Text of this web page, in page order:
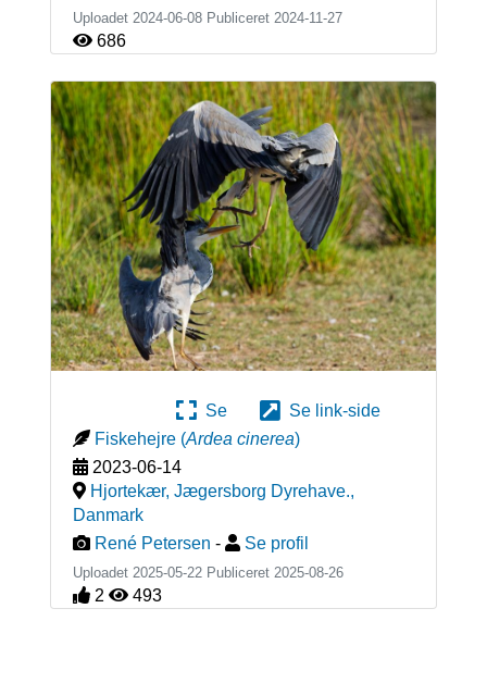
Uploadet 2024-06-08 Publiceret 2024-11-27
686
Se
Se link-side
Fiskehejre (Ardea cinerea)
2023-06-14
Hjortekær, Jægersborg Dyrehave.,
Danmark
René Petersen - Se profil
Uploadet 2025-05-22 Publiceret 2025-08-26
2 493